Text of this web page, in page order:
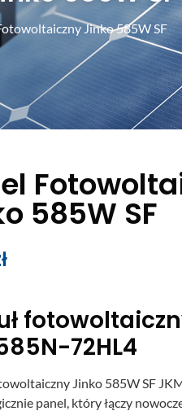
Jinko 585W SF
585W SF
72HL4
Jinko 585W SF
panel, który łączy